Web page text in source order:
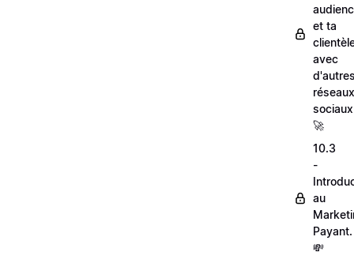
et ta
avec
réseaux
🚀
10.3
-
au
Payant.
💸